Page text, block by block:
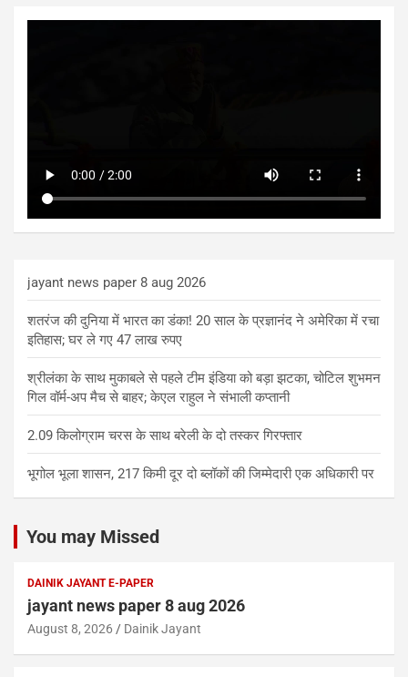
jayant news paper 8 aug 2026
शतरंज की दुनिया में भारत का डंका! 20 साल के प्रज्ञानंद ने अमेरिका में रचा
इतिहास; घर ले गए 47 लाख रुपए
श्रीलंका के साथ मुकाबले से पहले टीम इंडिया को बड़ा झटका, चोटिल शुभमन
गिल वॉर्म-अप मैच से बाहर; केएल राहुल ने संभाली कप्तानी
2.09 किलोग्राम चरस के साथ बरेली के दो तस्कर गिरफ्तार
भूगोल भूला शासन, 217 किमी दूर दो ब्लॉकों की जिम्मेदारी एक अधिकारी पर
You may Missed
DAINIK JAYANT E-PAPER
jayant news paper 8 aug 2026
August 8, 2026 Dainik Jayant